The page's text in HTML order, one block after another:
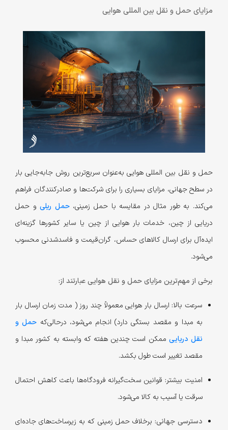
مزایای حمل و نقل بین المللی هوایی
حمل و نقل بین المللی هوایی به‌عنوان سریع‌ترین روش جابه‌جایی بار
در سطح جهانی، مزایای بسیاری را برای شرکت‌ها و صادرکنندگان فراهم
می‌کند. به طور مثال در مقایسه با حمل زمینی،حمل ریلیو حمل
دریایی از چین، خدمات بار هوایی از چین یا سایر کشورها گزینه‌ای
ایده‌آل برای ارسال کالاهای حساس، گران‌قیمت و فاسدشدنی محسوب
می‌شود.
برخی از مهم‌ترین مزایای حمل و نقل هوایی عبارتند از:
سرعت بالا:ارسال بار هوایی معمولاً چند روز ( مدت زمان ارسال بار
به مبدا و مقصد بستگی دارد) انجام می‌شود، درحالی‌که حمل و
نقل دریایی ممکن است چندین هفته که وابسته به کشور مبدا و
مقصد تغییر است طول بکشد.
امنیت بیشتر:قوانین سخت‌گیرانه فرودگاه‌ها باعث کاهش احتمال
سرقت یا آسیب به کالا می‌شود.
دسترسی جهانی: برخلاف حمل زمینی که به زیرساخت‌های جاده‌ای